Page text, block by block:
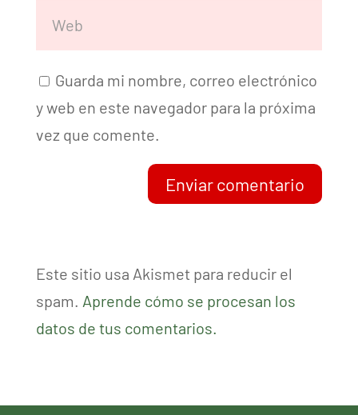
Guarda mi nombre, correo electrónico
y web en este navegador para la próxima
vez que comente.
Enviar comentario
Este sitio usa Akismet para reducir el
spam. Aprende cómo se procesan los
datos de tus comentarios.